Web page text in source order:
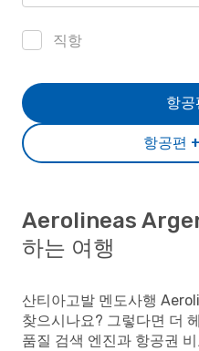
직항
항공편
항공
Aerolineas
하는 여행
산티아고발 멘도사행
찾으시나요? 그렇다면 더
품질 검색 엔진과 항공권